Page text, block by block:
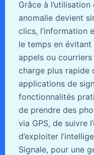
Grâce à
anomalie devient
clics, l’information
le temps en
appels ou
charge plus rapide
applications de
fonctionnalités
de prendre des
via GPS, de suivre
d’exploiter
Signale, pour une